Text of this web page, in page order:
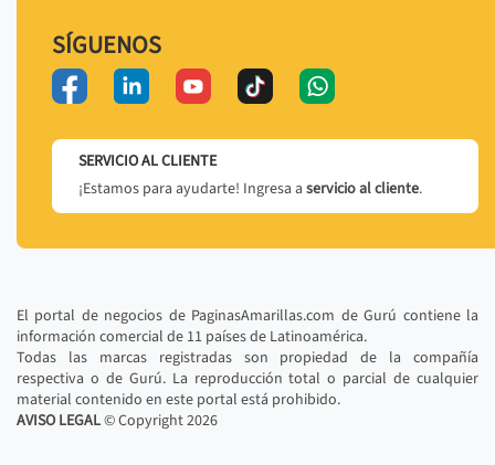
SÍGUENOS
SERVICIO AL CLIENTE
¡Estamos para ayudarte! Ingresa a servicio al cliente.
El portal de negocios de PaginasAmarillas.com de Gurú contiene la
información comercial de 11 países de Latinoamérica.
Todas las marcas registradas son propiedad de la compañía
respectiva o de Gurú. La reproducción total o parcial de cualquier
material contenido en este portal está prohibido.
AVISO LEGAL© Copyright2026